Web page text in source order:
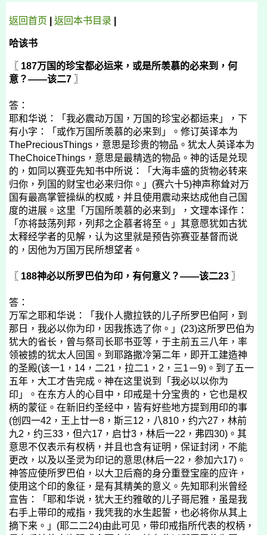
返回首页 返回本书 目录
哈该书
〖 187万国的珍宝都必运来，或是所羡慕的必来到，何
意？——该二7 〗
答：
耶和华说：「我必震动万国，万国的珍宝必都运来」，下
有小字：「或作万国所羡慕的必来到」。修订英译本为
ThePreciousThings，意思是珍贵的物品。犹太人英译本为
TheChoiceThings，意思是最精选的物品。神的话是兑现
的，如同以赛亚先知书中所说：「大海丰盛的货物必转来
归你，列国的财宝也必来归你。」(赛六十5)神声称耸对万
国有最高掌管操纵的权威，并且使用震动来达成他自己国
度的进展。这里「万国所羡慕的必来到」，文理本译作：
「亦将鼓荡列邦，列邦之企慕者将至。」其意愿犹如古犹
太释经学者的见解，认为这里就是预告弥赛亚基督而说
的，因他为万国万民所想望者。
〖 188神必以所罗巴伯为印，有何意义？——该二23 〗
答：
万军之耶和华说：「我仆人撒拉铁的儿子所罗巴伯阿，到
那日，我必以你为印，因我拣选了你。」(23)这所罗巴伯为
犹大的省长，曾与祭司长耶书亚等，于主前五三八年，率
领被掳的犹太人回国。到耶路撒冷第二年，即开工建造神
的圣殿(该一1，14，二21，拉二1，2，三1－9)。到了五一
五年，大工才告完成。神在这里说到「我必以以你为
印」。在东方人的心目中，印戒是十分宝贵的，它也是权
柄的蒙征。在新旧约圣经中，皆有好些地方提到用印的事
(创四一42，王上廿一8，斯三12，八810，约六27，林前
九2，约三33，但六17，启廿3，林后一22，弗四30)。其
意思不仅表示有权柄，并且也含有证明，保证封闭，不能
更改，以及以圣灵为印记的意思(林后一22，参加六17)。
神答应使所罗巴伯，以大卫后裔的身分重登宝座的应许，
使用这个印的象征，是有其精美的意义。先知耶利米曾经
宣告：「耶和华说，犹大王约雅敬的儿子哥尼雅，虽是我
右手上带印的戒指，我凭我的水生起誓，也必将你从其上
摘下来。」(耶二二24)由此可见，带印戒指所代表的权柄，